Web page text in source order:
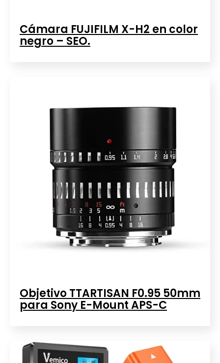
Cámara FUJIFILM X-H2 en color
negro – SEO.
Objetivo TTARTISAN F0.95 50mm
para Sony E-Mount APS-C